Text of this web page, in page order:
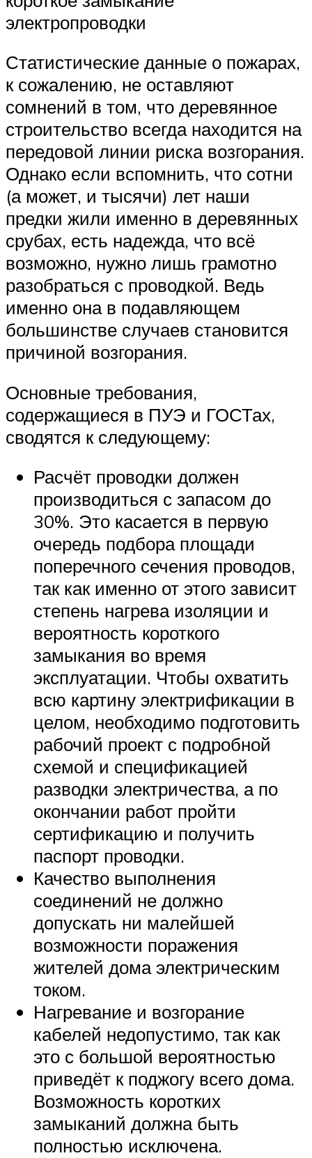
электропроводки
Статистические данные о пожарах,
к сожалению, не оставляют
сомнений в том, что деревянное
строительство всегда находится на
передовой линии риска возгорания.
Однако если вспомнить, что сотни
(а может, и тысячи) лет наши
предки жили именно в деревянных
срубах, есть надежда, что всё
возможно, нужно лишь грамотно
разобраться с проводкой. Ведь
именно она в подавляющем
большинстве случаев становится
причиной возгорания.
Основные требования,
содержащиеся в ПУЭ и ГОСТах,
сводятся к следующему:
Расчёт проводки должен
производиться с запасом до
30%. Это касается в первую
очередь подбора площади
поперечного сечения проводов,
так как именно от этого зависит
степень нагрева изоляции и
вероятность короткого
замыкания во время
эксплуатации. Чтобы охватить
всю картину электрификации в
целом, необходимо подготовить
рабочий проект с подробной
схемой и спецификацией
разводки электричества, а по
окончании работ пройти
сертификацию и получить
паспорт проводки.
Качество выполнения
соединений не должно
допускать ни малейшей
возможности поражения
жителей дома электрическим
током.
Нагревание и возгорание
кабелей недопустимо, так как
это с большой вероятностью
приведёт к поджогу всего дома.
Возможность коротких
замыканий должна быть
полностью исключена.